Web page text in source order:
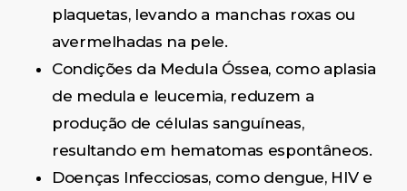
plaquetas, levando a manchas roxas ou
avermelhadas na pele.
Condições da Medula Óssea, como aplasia
de medula e leucemia, reduzem a
produção de células sanguíneas,
resultando em hematomas espontâneos.
Doenças Infecciosas, como dengue, HIV e